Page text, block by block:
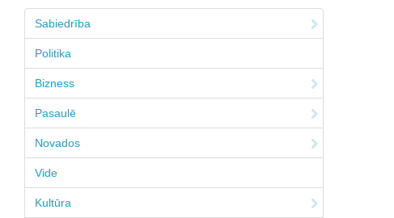
Sabiedrība
Politika
Bizness
Pasaulē
Novados
Vide
Kultūra